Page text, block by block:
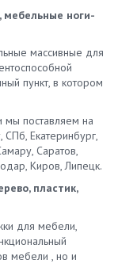
ноги-
массивные для
пункт, в котором
мы поставляем на
Екатеринбург,
Саратов,
Киров, Липецк.
пластик,
для мебели,
мебели , но и